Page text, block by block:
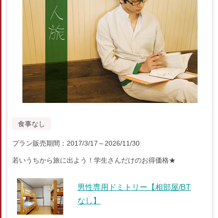
食事なし
プラン販売期間：2017/3/17～2026/11/30
若いうちから旅に出よう！学生さんだけのお得価格★
男性専用ドミトリー【相部屋/BT
なし】